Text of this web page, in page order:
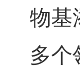
物基
多个